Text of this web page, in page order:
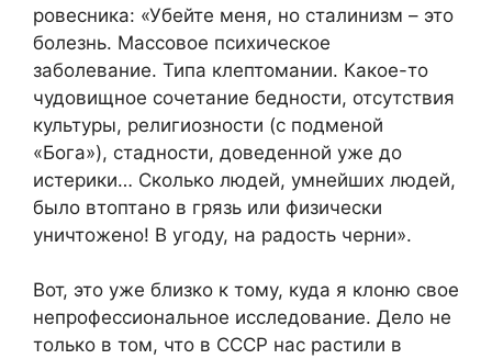
ровесника: «Убейте меня, но сталинизм – это
болезнь. Массовое психическое
заболевание. Типа клептомании. Какое-то
чудовищное сочетание бедности, отсутствия
культуры, религиозности (с подменой
«Бога»), стадности, доведенной уже до
истерики… Сколько людей, умнейших людей,
было втоптано в грязь или физически
уничтожено! В угоду, на радость черни».
Вот, это уже близко к тому, куда я клоню свое
непрофессиональное исследование. Дело не
только в том, что в СССР нас растили в